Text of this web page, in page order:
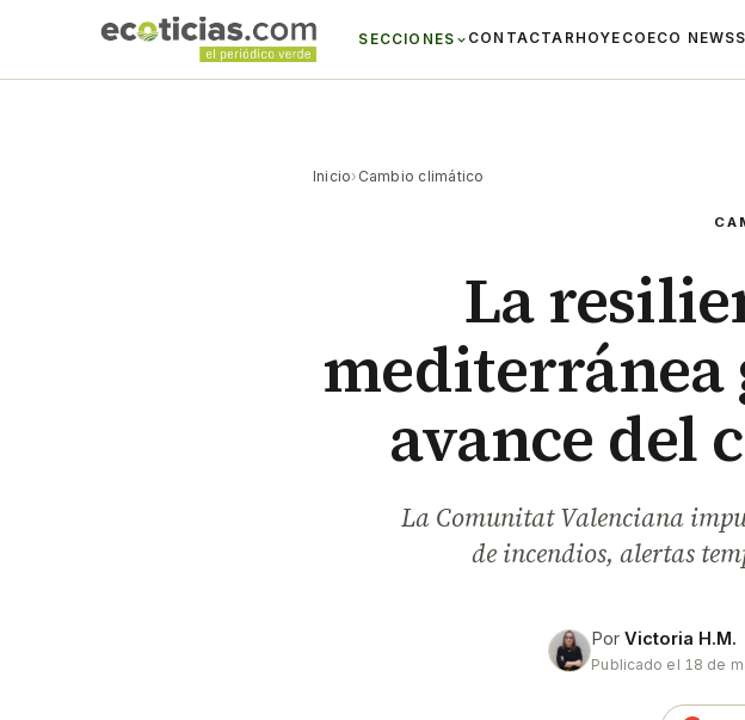
SECCIONES CONTACTAR HOYECO ECO NEWS
Inicio› Cambio climático
La
mediterránea
avance del
La Comunitat Valenciana
de incendios, alertas
PorVictoria H.M.
Publicado el 18 de